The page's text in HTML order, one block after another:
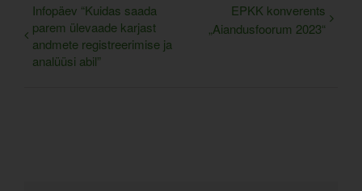
Infopäev “Kuidas saada
parem ülevaade karjast
andmete registreerimise ja
analüüsi abil”
EPKK konverents
„Aiandusfoorum 2023“